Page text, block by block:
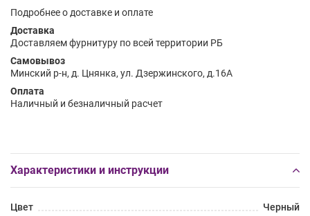
Подробнее о доставке и оплате
Доставка
Доставляем фурнитуру по всей территории РБ
Самовывоз
Минский р-н, д. Цнянка, ул. Дзержинского, д.16А
Оплата
Наличный и безналичный расчет
Характеристики и инструкции
Цвет
Черный